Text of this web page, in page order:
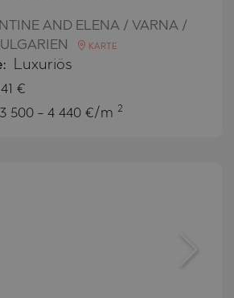
AND ELENA / VARNA /
KARTE
Luxuriös
€
3 500 - 4 440 €/m 2